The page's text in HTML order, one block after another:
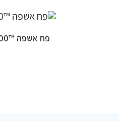
פח אשפה ™Topsy 2000